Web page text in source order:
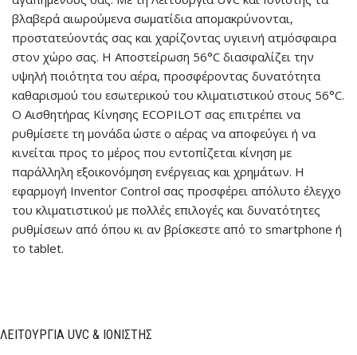
βλαβερά αιωρούμενα σωματίδια απομακρύνονται,
προστατεύοντάς σας και χαρίζοντας υγιεινή ατμόσφαιρα
στον χώρο σας. Η Αποστείρωση 56°C διασφαλίζει την
υψηλή ποιότητα του αέρα, προσφέροντας δυνατότητα
καθαρισμού του εσωτερικού του κλιματιστικού στους 56°C.
Ο Αισθητήρας Κίνησης ECOPILOT σας επιτρέπει να
ρυθμίσετε τη μονάδα ώστε ο αέρας να αποφεύγει ή να
κινείται προς το μέρος που εντοπίζεται κίνηση με
παράλληλη εξοικονόμηση ενέργειας και χρημάτων. Η
εφαρμογή Inventor Control σας προσφέρει απόλυτο έλεγχο
του κλιματιστικού με πολλές επιλογές και δυνατότητες
ρυθμίσεων από όπου κι αν βρίσκεστε από το smartphone ή
το tablet.
ΛΕΙΤΟΥΡΓΊΑ UVC & ΙΟΝΙΣΤΉΣ